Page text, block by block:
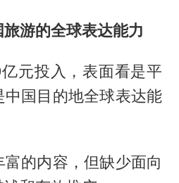
游的全球表达能力
元投入，表面看是平
中国目的地全球表达能
的内容，但缺少面向